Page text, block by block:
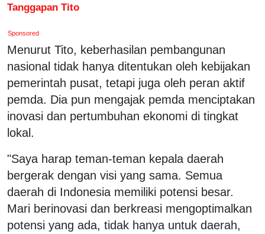
Tanggapan Tito
Sponsored
Menurut Tito, keberhasilan pembangunan
nasional tidak hanya ditentukan oleh kebijakan
pemerintah pusat, tetapi juga oleh peran aktif
pemda. Dia pun mengajak pemda menciptakan
inovasi dan pertumbuhan ekonomi di tingkat
lokal.
"Saya harap teman-teman kepala daerah
bergerak dengan visi yang sama. Semua
daerah di Indonesia memiliki potensi besar.
Mari berinovasi dan berkreasi mengoptimalkan
potensi yang ada, tidak hanya untuk daerah,